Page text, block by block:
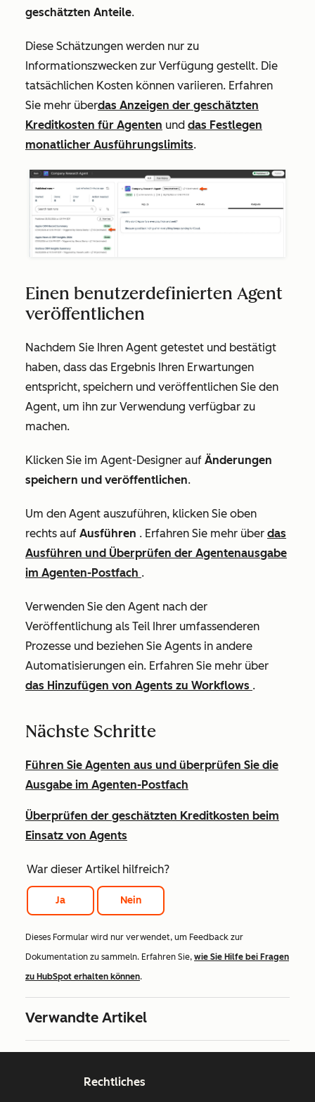
geschätzten Anteile.
Diese Schätzungen werden nur zu
Informationszwecken zur Verfügung gestellt. Die
tatsächlichen Kosten können variieren. Erfahren
Sie mehr überdas Anzeigen der geschätzten
Kreditkosten für Agenten und das Festlegen
monatlicher Ausführungslimits.
Einen benutzerdefinierten Agent
veröffentlichen
Nachdem Sie Ihren Agent getestet und bestätigt
haben, dass das Ergebnis Ihren Erwartungen
entspricht, speichern und veröffentlichen Sie den
Agent, um ihn zur Verwendung verfügbar zu
machen.
Klicken Sie im Agent-Designer auf Änderungen
speichern und veröffentlichen.
Um den Agent auszuführen, klicken Sie oben
rechts auf Ausführen . Erfahren Sie mehr über das
Ausführen und Überprüfen der Agentenausgabe
im Agenten-Postfach .
Verwenden Sie den Agent nach der
Veröffentlichung als Teil Ihrer umfassenderen
Prozesse und beziehen Sie Agents in andere
Automatisierungen ein. Erfahren Sie mehr über
das Hinzufügen von Agents zu Workflows .
Nächste Schritte
Führen Sie Agenten aus und überprüfen Sie die
Ausgabe im Agenten-Postfach
Überprüfen der geschätzten Kreditkosten beim
Einsatz von Agents
War dieser Artikel hilfreich?
Ja Nein
Dieses Formular wird nur verwendet, um Feedback zur
Dokumentation zu sammeln. Erfahren Sie, wie Sie Hilfe bei Fragen
zu HubSpot erhalten können.
Verwandte Artikel
Rechtliches